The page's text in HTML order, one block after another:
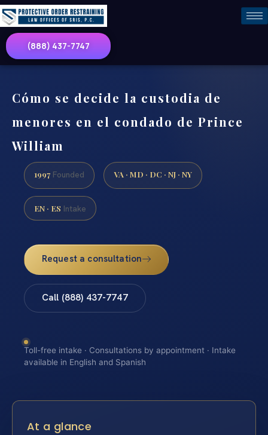
(888) 437-7747
Cómo se decide la custodia de
menores en el condado de Prince
William
1997 Founded VA · MD · DC · NJ · NY
EN · ES Intake
Request a consultation
Call (888) 437-7747
Toll-free intake · Consultations by appointment · Intake
available in English and Spanish
At a glance